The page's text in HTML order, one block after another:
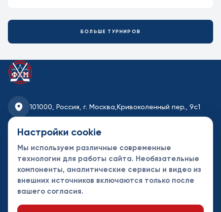
БОЛЬШЕ ТУРНИРОВ
101000, Россия, г. Москва, Кривоколенный пер., 9с1
fhmoscow@mail.ru
8-495-621-35-95
Новости
Турниры
Контакты
партнеры
Настройки cookie
Мы используем различные современные
технологии для работы сайта. Необязательные
компоненты, аналитические сервисы и видео из
внешних источников включаются только после
вашего согласия.